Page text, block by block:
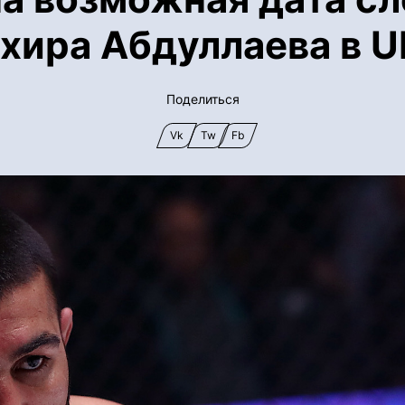
Абдуллаева в
Поделиться
Vk Tw Fb